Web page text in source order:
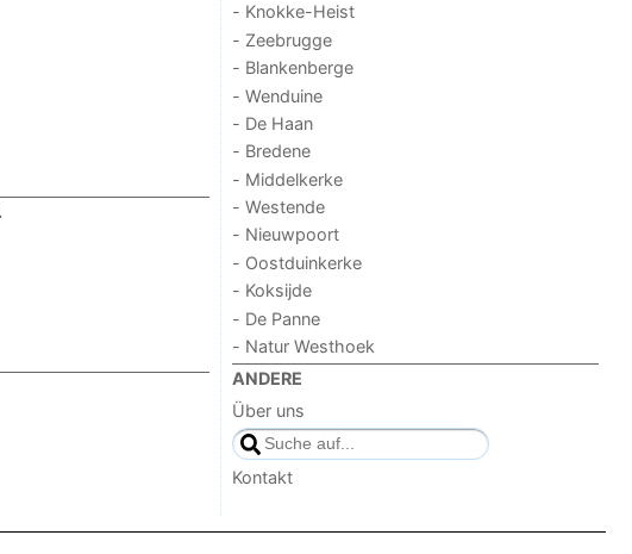
- Knokke-Heist
- Zeebrugge
- Blankenberge
- Wenduine
- De Haan
- Bredene
- Middelkerke
- Westende
- Nieuwpoort
- Oostduinkerke
- Koksijde
- De Panne
- Natur Westhoek
ANDERE
Über uns
Kontakt